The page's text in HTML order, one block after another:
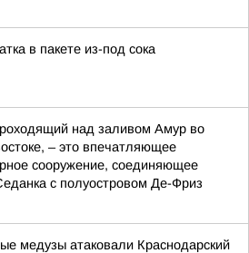
в пакете из-под сока
над заливом Амур во
– это впечатляющее
сооружение, соединяющее
с полуостровом Де-Фриз
медузы атаковали Краснодарский